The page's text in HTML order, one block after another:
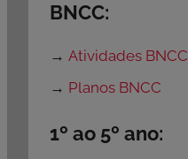
BNCC:
→Atividades BNCC
→ Planos BNCC
1º ao 5º ano: